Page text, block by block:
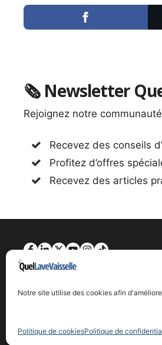
Notre site utilise des cookies afin
Politique de cookiesPolitique de
🗞 Newsletter
Rejoignez notre
Recevez des conseils
Profitez d’offres
Recevez des articles
Mentions légales
Politique de confidentialité
À propos